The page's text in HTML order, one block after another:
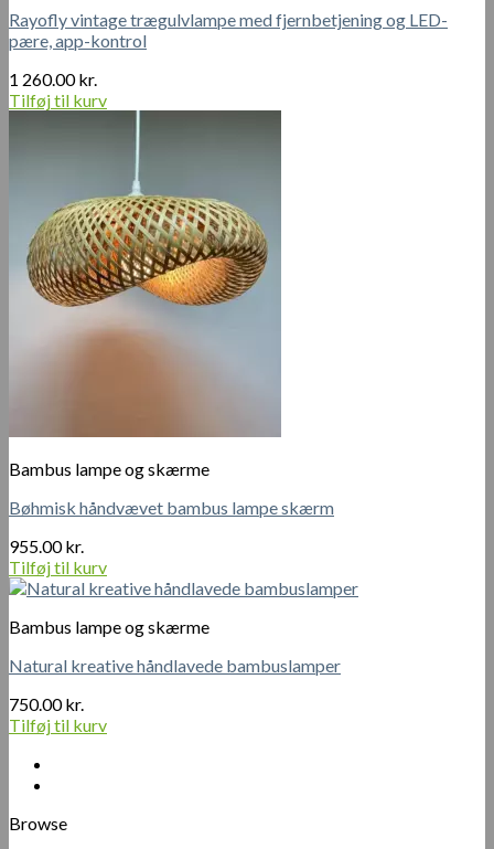
Rayofly vintage trægulvlampe med fjernbetjening og LED-
pære, app-kontrol
1 260.00kr.
Tilføj til kurv
Bambus lampe og skærme
Bøhmisk håndvævet bambus lampe skærm
955.00kr.
Tilføj til kurv
Bambus lampe og skærme
Natural kreative håndlavede bambuslamper
750.00kr.
Tilføj til kurv
Browse